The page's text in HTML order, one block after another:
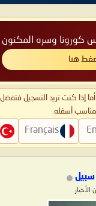
كورونا وسره المكنون
هنا
أما إذا كنت تريد التسجيل
أسفله.
Français
سبيل
الأخيار